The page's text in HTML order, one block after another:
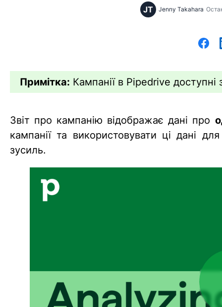
JT Jenny Takahara
Примітка: Кампанії в Pipedrive
Звіт про кампанію відображає дані про
кампанії та використовувати ці дані
зусиль.